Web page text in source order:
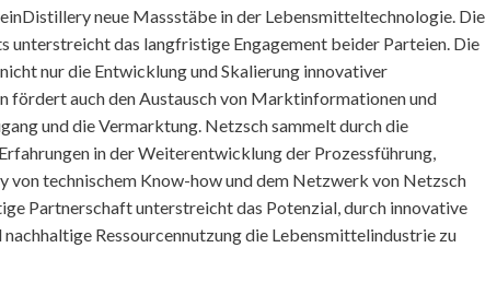
neue Massstäbe in der Lebensmitteltechnologie. Die
unterstreicht das langfristige Engagement beider Parteien. Die
nur die Entwicklung und Skalierung innovativer
fördert auch den Austausch von Marktinformationen und
und die Vermarktung. Netzsch sammelt durch die
in der Weiterentwicklung der Prozessführung,
von technischem Know-how und dem Netzwerk von Netzsch
Partnerschaft unterstreicht das Potenzial, durch innovative
Ressourcennutzung die Lebensmittelindustrie zu